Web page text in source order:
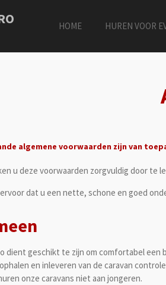
HOME HUREN VOOR
algemene voorwaarden zijn van
u deze voorwaarden zorgvuldig door te
dat u een nette, schone en goed
dient geschikt te zijn om comfortabel een
en inleveren van de caravan
onze caravans niet aan jongeren.